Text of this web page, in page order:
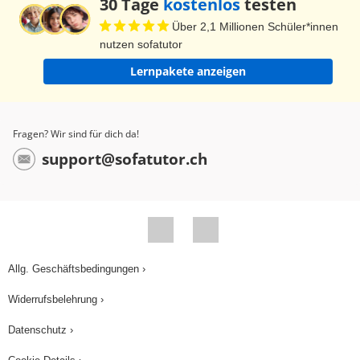
Substituenten, in dem Fall 2 Methylgruppen, also
Methyl. Anschließend wird die längste Kette
geschrieben, hex, dann die Position der
Doppelbindung festgelegt, nämlich 2. Und als
verwendet - 3,5-Dimethyl-2-hexen. 3. Alkene als
Industrie, als Olefine bezeichnet. Olefine bedeutet
Reaktion von Ethen mit Chor bilden sich ölige
wird für die Samenkeimung und
Blütenentwicklung verwendet. Es spielt eine
30 Tage kostenlostesten
Über 2,1 Millionen Schüler*innen
nutzen sofatutor
Lernpakete anzeigen
Fragen? Wir sind für dich da!
support@sofatutor.ch
Allg. Geschäftsbedingungen ›
Widerrufsbelehrung ›
Datenschutz ›